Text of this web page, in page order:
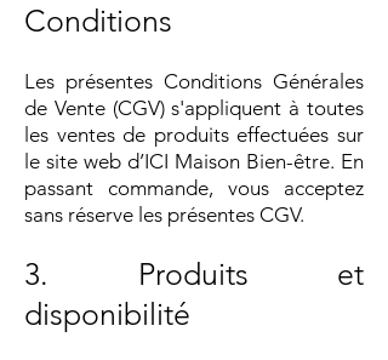
Conditions
Les présentes Conditions Générales
de Vente (CGV) s'appliquent à toutes
les ventes de produits effectuées sur
le site web d’ICI Maison Bien-être. En
passant commande, vous acceptez
sans réserve les présentes CGV.
3. Produits et
disponibilité